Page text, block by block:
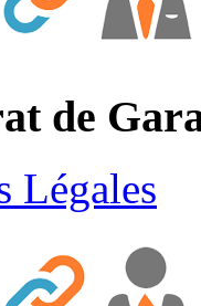
de
Légales